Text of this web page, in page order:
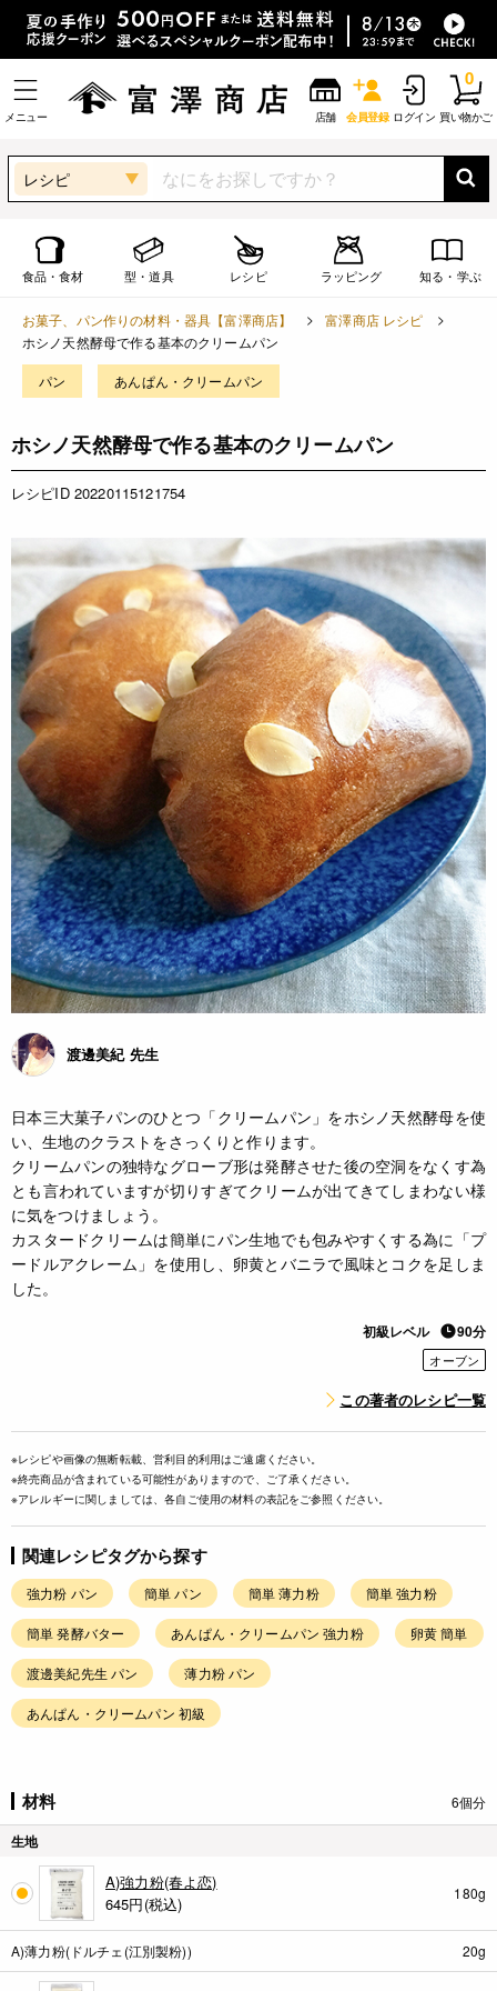
メニュー 店舗 会員登録 ログイン 買い物かご
0
レシピ
食品・食材 型・道具 レシピ ラッピング 知る・学ぶ
お菓子、パン作りの材料・器具【富澤商店】
富澤商店 レシピ
ホシノ天然酵母で作る基本のクリームパン
パン あんぱん・クリームパン
ホシノ天然酵母で作る基本のクリームパン
レシピID 20220115121754
渡邊美紀 先生
日本三大菓子パンのひとつ「クリームパン」をホシノ天然酵母を使
い、生地のクラストをさっくりと作ります。
クリームパンの独特なグローブ形は発酵させた後の空洞をなくす為
とも言われていますが切りすぎてクリームが出てきてしまわない様
に気をつけましょう。
カスタードクリームは簡単にパン生地でも包みやすくする為に「プ
ードルアクレーム」を使用し、卵黄とバニラで風味とコクを足しま
した。
初級レベル 90分
オーブン
この著者のレシピ一覧
※レシピや画像の無断転載、営利目的利用はご遠慮ください。
※終売商品が含まれている可能性がありますので、ご了承ください。
※アレルギーに関しましては、各自ご使用の材料の表記をご参照ください。
関連レシピタグから探す
強力粉 パン 簡単 パン 簡単 薄力粉 簡単 強力粉
簡単 発酵バター あんぱん・クリームパン 強力粉 卵黄 簡単
渡邊美紀先生 パン 薄力粉 パン
あんぱん・クリームパン 初級
材料 6個分
生地
A)強力粉(春よ恋)
645円(税込)
180g
A)薄力粉(ドルチェ(江別製粉)) 20g